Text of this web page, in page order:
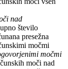
nad
število
presežna
močmi
močmi
moči nad